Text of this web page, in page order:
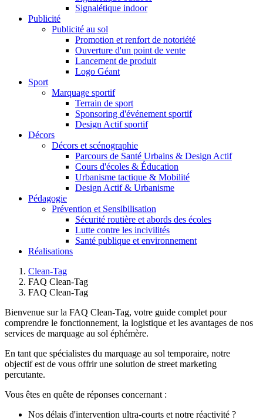
Signalétique indoor
Publicité
Publicité au sol
Promotion et renfort de notoriété
Ouverture d'un point de vente
Lancement de produit
Logo Géant
Sport
Marquage sportif
Terrain de sport
Sponsoring d'événement sportif
Design Actif sportif
Décors
Décors et scénographie
Parcours de Santé Urbains & Design Actif
Cours d'écoles & Éducation
Urbanisme tactique & Mobilité
Design Actif & Urbanisme
Pédagogie
Prévention et Sensibilisation
Sécurité routière et abords des écoles
Lutte contre les incivilités
Santé publique et environnement
Réalisations
Clean-Tag
FAQ Clean-Tag
FAQ Clean-Tag
Bienvenue sur la FAQ Clean-Tag, votre guide complet pour
comprendre le fonctionnement, la logistique et les avantages de nos
services de marquage au sol éphémère.
En tant que spécialistes du marquage au sol temporaire, notre
objectif est de vous offrir une solution de street marketing
percutante.
Vous êtes en quête de réponses concernant :
Nos délais d'intervention ultra-courts et notre réactivité ?